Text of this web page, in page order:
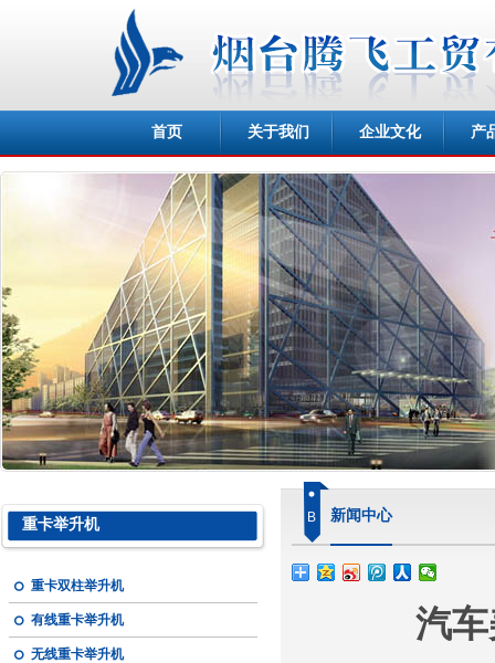
首页 关于我们 企业文化 产
重卡举升机
重卡双柱举升机
有线重卡举升机
无线重卡举升机
B 新闻中心
汽